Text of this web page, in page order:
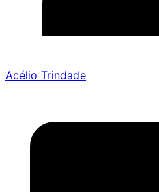
Acélio Trindade